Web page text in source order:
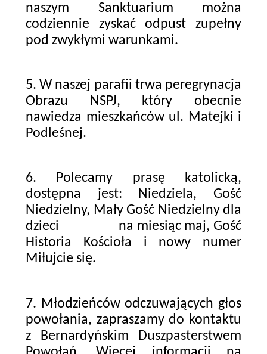
naszym Sanktuarium można
codziennie zyskać odpust zupełny
pod zwykłymi warunkami.
5. W naszej parafii trwa peregrynacja
Obrazu NSPJ, który obecnie
nawiedza mieszkańców ul. Matejki i
Podleśnej.
6. Polecamy prasę katolicką,
dostępna jest: Niedziela, Gość
Niedzielny, Mały Gość Niedzielny dla
dzieci na miesiąc maj, Gość
Historia Kościoła i nowy numer
Miłujcie się.
7. Młodzieńców odczuwających głos
powołania, zapraszamy do kontaktu
z Bernardyńskim Duszpasterstwem